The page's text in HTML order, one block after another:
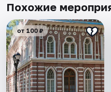
Похожие
от 100 ₽